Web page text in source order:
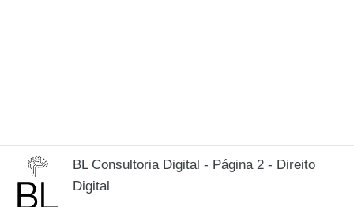
BL Consultoria Digital - Página 2 - Direito
Digital